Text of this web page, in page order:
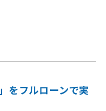
をフルローンで実